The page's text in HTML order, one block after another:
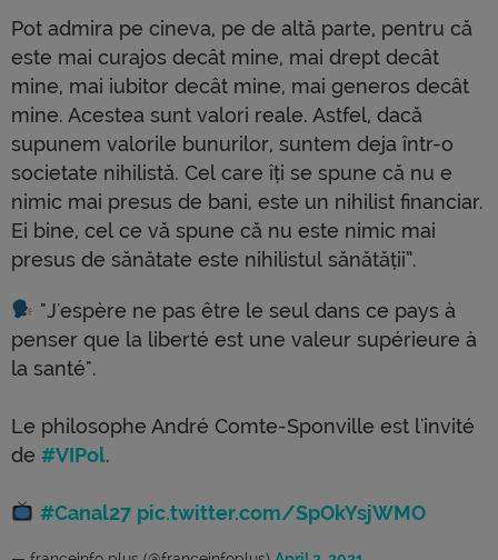
Pot admira pe cineva, pe de altă parte, pentru că
este mai curajos decât mine, mai drept decât
mine, mai iubitor decât mine, mai generos decât
mine. Acestea sunt valori reale. Astfel, dacă
supunem valorile bunurilor, suntem deja într-o
societate nihilistă. Cel care îți se spune că nu e
nimic mai presus de bani, este un nihilist financiar.
Ei bine, cel ce vă spune că nu este nimic mai
presus de sănătate este nihilistul sănătății”.
"J'espère ne pas être le seul dans ce pays à
penser que la liberté est une valeur supérieure à
la santé".
Le philosophe André Comte-Sponville est l'invité
de #VIPol.
#Canal27 pic.twitter.com/SpOkYsjWMO